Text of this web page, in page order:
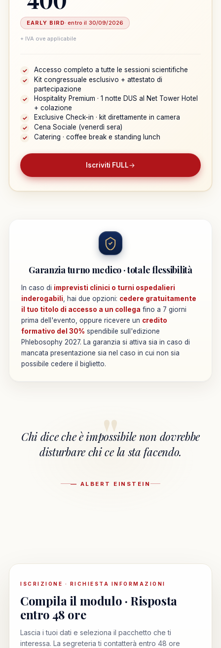
EARLY BIRD· entro il 30/09/2026
+ IVA ove applicabile
✓ Accesso completo a tutte le sessioni scientifiche
✓
Kit congressuale esclusivo + attestato di
partecipazione
✓
Hospitality Premium · 1 notte DUS al Net Tower Hotel
+ colazione
✓ Exclusive Check-in · kit direttamente in camera
✓ Cena Sociale (venerdì sera)
✓ Catering · coffee break e standing lunch
Iscriviti FULL→
Garanzia turno medico · totale flessibilità
In caso di imprevisti clinici o turni ospedalieri
inderogabili, hai due opzioni: cedere gratuitamente
il tuo titolo di accesso a un collega fino a 7 giorni
prima dell'evento, oppure ricevere un credito
formativo del 30% spendibile sull'edizione
Phlebosophy 2027. La garanzia si attiva sia in caso di
mancata presentazione sia nel caso in cui non sia
possibile cedere il biglietto.
"
Chi dice che è impossibile non dovrebbe
disturbare chi ce la sta facendo.
— ALBERT EINSTEIN
ISCRIZIONE · RICHIESTA INFORMAZIONI
Compila il modulo · Risposta
entro 48 ore
Lascia i tuoi dati e seleziona il pacchetto che ti
interessa. La segreteria ti contatterà entro 48 ore